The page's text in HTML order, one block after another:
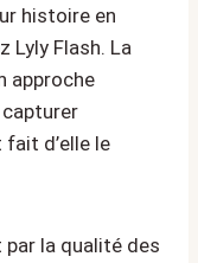
histoire en
Lyly Flash. La
approche
d’elle le
la qualité des